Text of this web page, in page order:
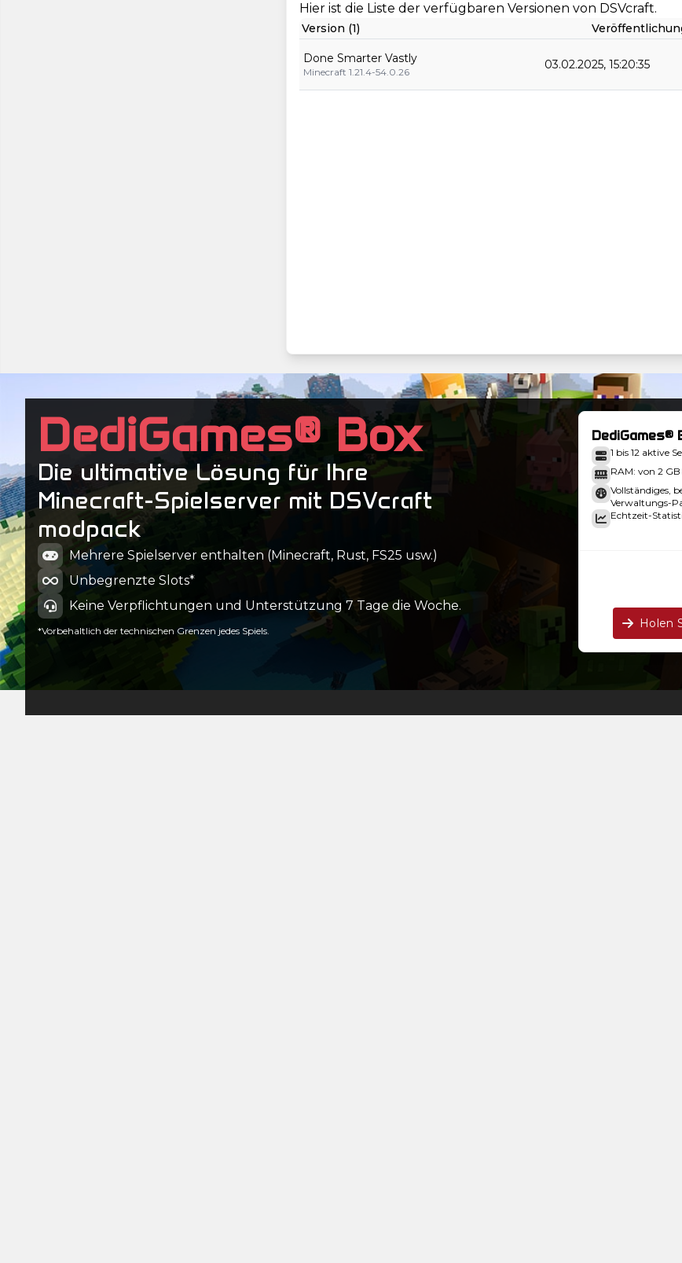
Hier ist die Liste der verfügbaren Versionen von DSVcraft.
Version (1)
Done Smarter Vastly
Minecraft 1.21.4-54.0.26
03.02.2025, 15:20:35
DediGames® Box
Die ultimative Lösung für Ihre
Minecraft-Spielserver mit DSVcraft
modpack
Mehrere Spielserver enthalten (Minecraft, Rust, FS25 usw.)
Unbegrenzte Slots*
Keine Verpflichtungen und Unterstützung 7 Tage die Woche.
*Vorbehaltlich der technischen Grenzen jedes Spiels.
DediGames®
1 bis 12 aktive
RAM: von 2 GB
Vollständiges,
Verwaltungs-
Echtzeit-
Holen